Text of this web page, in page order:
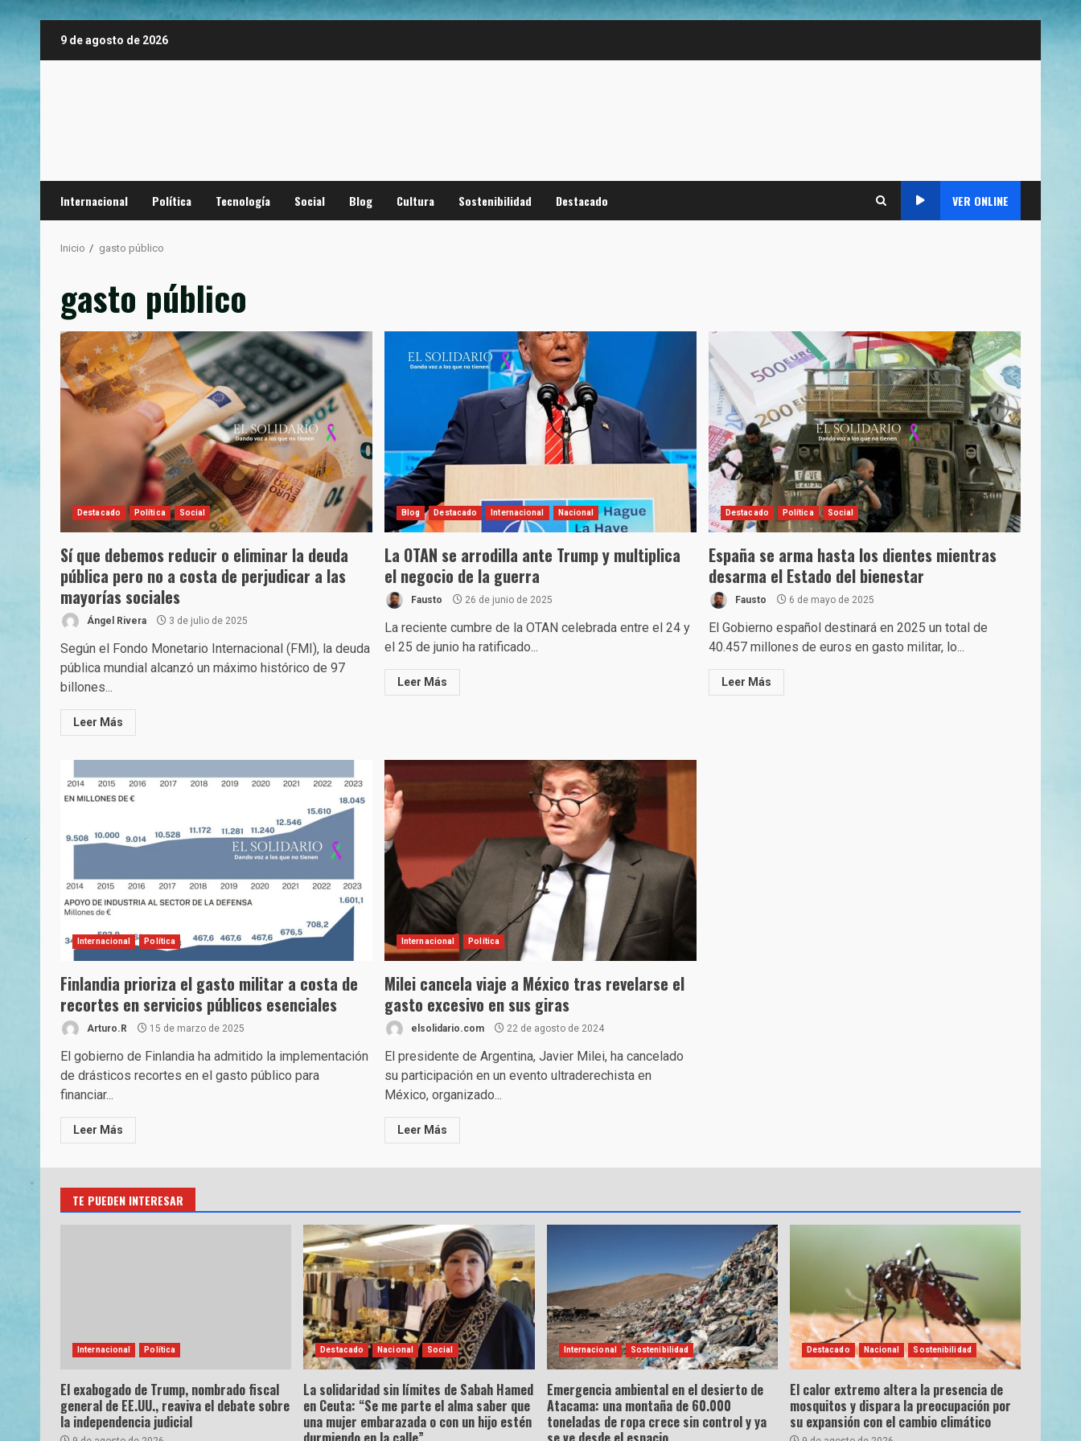
9 de agosto de 2026
Internacional Política Tecnología Social Blog Cultura Sostenibilidad Destacado VER ONLINE
Inicio gasto público
gasto público
Destacado Política Social
Sí que debemos reducir o eliminar la deuda
pública pero no a costa de perjudicar a las
mayorías sociales
Ángel Rivera 3 de julio de 2025
Según el Fondo Monetario Internacional (FMI), la deuda
pública mundial alcanzó un máximo histórico de 97
billones...
Leer Más
Blog Destacado Internacional Nacional
La OTAN se arrodilla ante Trump y multiplica
el negocio de la guerra
Fausto 26 de junio de 2025
La reciente cumbre de la OTAN celebrada entre el 24 y
el 25 de junio ha ratificado...
Leer Más
Destacado Política Social
España se arma hasta los dientes mientras
desarma el Estado del bienestar
Fausto 6 de mayo de 2025
El Gobierno español destinará en 2025 un total de
40.457 millones de euros en gasto militar, lo...
Leer Más
Internacional Política
Finlandia prioriza el gasto militar a costa de
recortes en servicios públicos esenciales
Arturo.R 15 de marzo de 2025
El gobierno de Finlandia ha admitido la implementación
de drásticos recortes en el gasto público para
financiar...
Leer Más
Internacional Política
Milei cancela viaje a México tras revelarse el
gasto excesivo en sus giras
elsolidario.com 22 de agosto de 2024
El presidente de Argentina, Javier Milei, ha cancelado
su participación en un evento ultraderechista en
México, organizado...
Leer Más
TE PUEDEN INTERESAR
Internacional Política
El exabogado de Trump, nombrado fiscal
general de EE.UU., reaviva el debate sobre
la independencia judicial
Destacado Nacional Social
La solidaridad sin límites de Sabah Hamed
en Ceuta: “Se me parte el alma saber que
una mujer embarazada o con un hijo estén
Internacional Sostenibilidad
Emergencia ambiental en el desierto de
Atacama: una montaña de 60.000
toneladas de ropa crece sin control y ya
Destacado Nacional Sostenibilidad
El calor extremo altera la presencia de
mosquitos y dispara la preocupación por
su expansión con el cambio climático